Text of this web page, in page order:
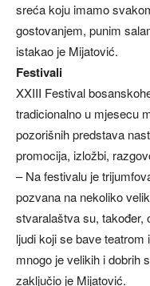
sreća koju imamo
gostovanjem, punim
istakao je Mijatović.
Festivali
XXIII Festival
tradicionalno u mjesecu
pozorišnih predstava
promocija, izložbi,
– Na festivalu je
pozvana na nekoliko
stvaralaštva su, također,
ljudi koji se bave
mnogo je velikih i dobrih
zaključio je Mijatović.